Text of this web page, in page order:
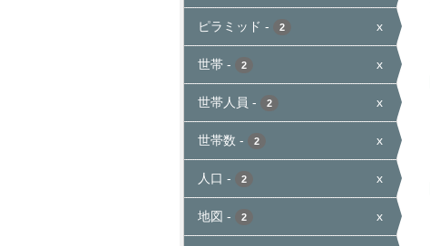
ピラミッド - 2 x
世帯 - 2 x
世帯人員 - 2 x
世帯数 - 2 x
人口 - 2 x
地図 - 2 x